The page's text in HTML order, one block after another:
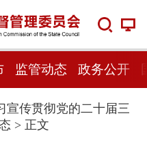
监管动态 政务公开
宣传贯彻党的二十届三
> 正文